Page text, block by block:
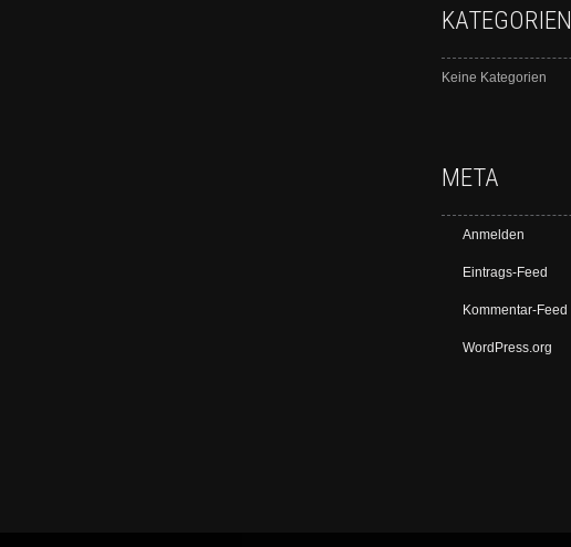
KATEGORIEN
Keine Kategorien
META
Anmelden
Eintrags-Feed
Kommentar-Feed
WordPress.org